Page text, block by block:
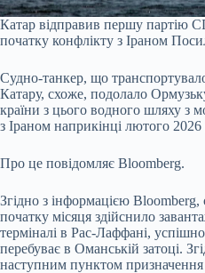
Катар відправив першу партію
початку конфлікту з Іраном
Судно-танкер, що
Катару, схоже, подолало
країни з цього водного шляху з
з Іраном наприкінці лютого 2026
Про це повідомляє Bloomberg.
Згідно з інформацією
початку місяця здійснило
терміналі в Рас-Лаффані,
перебуває в Оманській затоці.
наступним пунктом